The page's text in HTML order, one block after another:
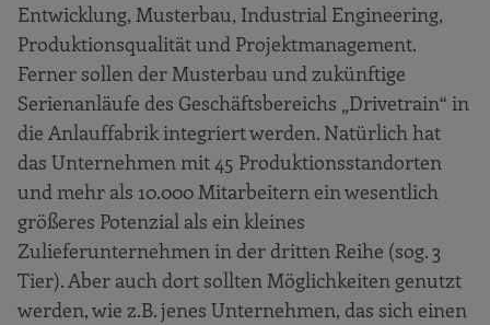
Entwicklung, Musterbau, Industrial Engineering,
Produktionsqualität und Projektmanagement.
Ferner sollen der Musterbau und zukünftige
Serienanläufe des Geschäftsbereichs „Drivetrain“ in
die Anlauffabrik integriert werden. Natürlich hat
das Unternehmen mit 45 Produktionsstandorten
und mehr als 10.000 Mitarbeitern ein wesentlich
größeres Potenzial als ein kleines
Zulieferunternehmen in der dritten Reihe (sog. 3
Tier). Aber auch dort sollten Möglichkeiten genutzt
werden, wie z.B. jenes Unternehmen, das sich einen